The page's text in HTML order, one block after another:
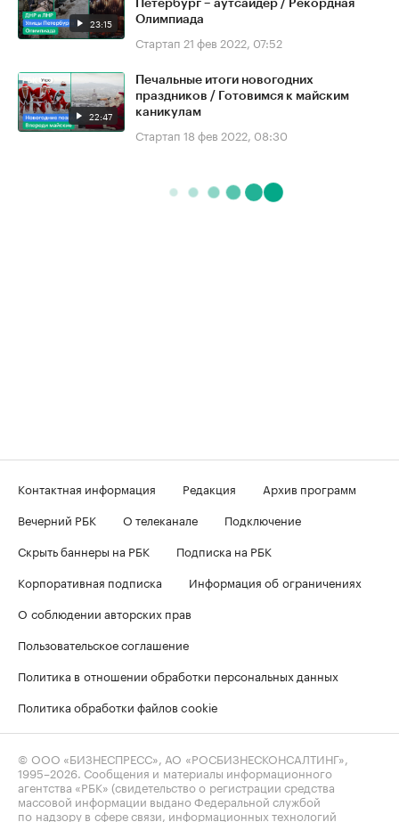
23:15
Петербург – аутсайдер / Рекордная
Олимпиада
Стартап 21 фев 2022, 07:52
22:47
Печальные итоги новогодних
праздников / Готовимся к майским
каникулам
Стартап 18 фев 2022, 08:30
Контактная информация Редакция
Архив программ
Вечерний РБК
О телеканале
Подключение
Скрыть баннеры на РБК
Подписка на РБК
Корпоративная подписка
Информация об ограничениях
О соблюдении авторских прав
Пользовательское соглашение
Политика в отношении обработки персональных данных
Политика обработки файлов cookie
© ООО «БИЗНЕСПРЕСС», АО «РОСБИЗНЕСКОНСАЛТИНГ»,
1995–2026 . Сообщения и материалы информационного
агентства «РБК» (свидетельство о регистрации средства
массовой информации выдано Федеральной службой
по надзору в сфере связи, информационных технологий